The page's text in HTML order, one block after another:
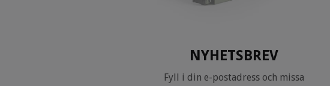
NYHETSBREV
Fyll i din e-postadress och missa